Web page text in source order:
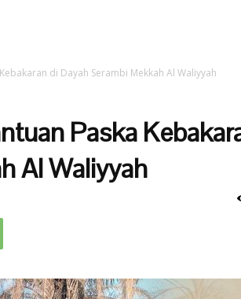
di Dayah Serambi Mekkah Al Waliyyah
Paska
Al Waliyyah